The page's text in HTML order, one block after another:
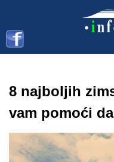
8 najboljih
vam pomoći